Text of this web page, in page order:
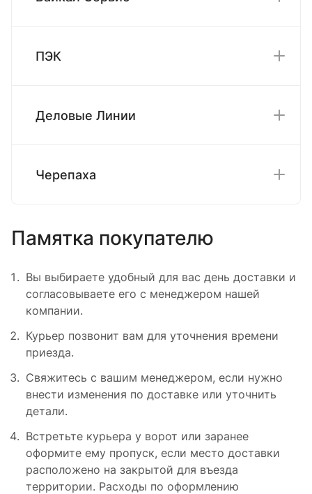
ПЭК
Деловые Линии
Черепаха
Памятка покупателю
Вы выбираете удобный для вас день доставки и
согласовываете его с менеджером нашей
компании.
Курьер позвонит вам для уточнения времени
приезда.
Свяжитесь с вашим менеджером, если нужно
внести изменения по доставке или уточнить
детали.
Встретьте курьера у ворот или заранее
оформите ему пропуск, если место доставки
расположено на закрытой для въезда
территории. Расходы по оформлению